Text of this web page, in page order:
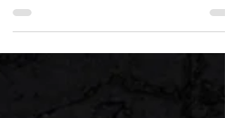
Fort- und Weiterbildungen sind für Pflegekräfte
Möglichkeit, bestehende Kompetenzen zu...